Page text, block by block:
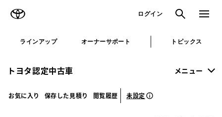
ログイン 検索 メニュ
ラインアップ オーナーサポート トピックス
トヨタ認定中古車 メニュー
お気に入り 保存した見積り 閲覧履歴 未設定